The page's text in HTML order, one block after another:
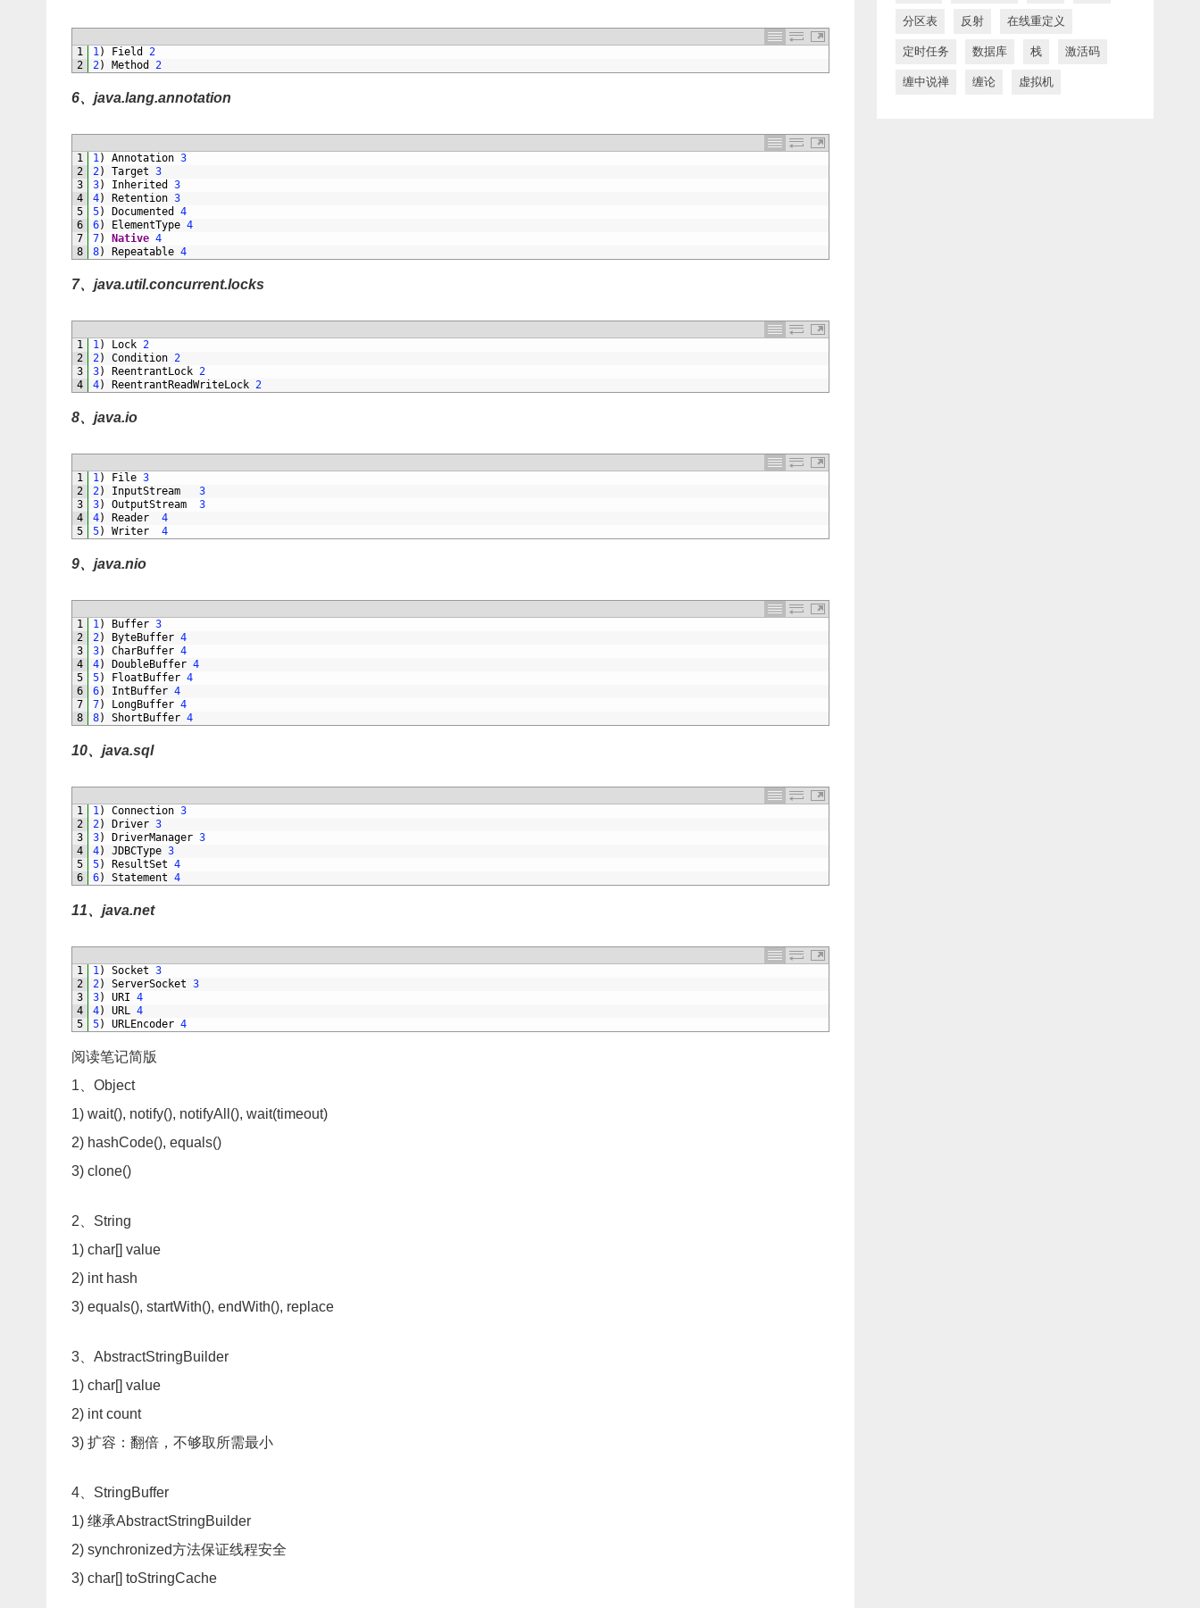
1
2
1) Field
2
2) Method 2
6、java.lang.annotation
1
2
3
4
5
6
7
8
1) Annotation 3
2) Target 3
3) Inherited
3
4) Retention 3
5) Documented
4
6) ElementType 4
7) Native 4
8) Repeatable 4
7、java.util.concurrent.locks
1
2
3
4
1) Lock 2
2) Condition 2
3) ReentrantLock 2
4) ReentrantReadWriteLock 2
8、java.io
1
2
3
4
5
1) File 3
2) InputStream
3
3) OutputStream
3
4) Reader
4
5) Writer 4
9、java.nio
1
2
3
4
5
6
7
8
1) Buffer 3
2) ByteBuffer 4
3) CharBuffer 4
4) DoubleBuffer 4
5) FloatBuffer 4
6) IntBuffer 4
7) LongBuffer 4
8) ShortBuffer 4
10、java.sql
1
2
3
4
5
6
1) Connection 3
2) Driver 3
3) DriverManager 3
4) JDBCType 3
5) ResultSet 4
6) Statement 4
11、java.net
1
2
3
4
5
1) Socket 3
2) ServerSocket 3
3) URI 4
4) URL 4
5) URLEncoder 4
阅读笔记简版
1、Object
1) wait(), notify(), notifyAll(), wait(timeout)
2) hashCode(), equals()
3) clone()
2、String
1) char[] value
2) int hash
3) equals(), startWith(), endWith(), replace
3、AbstractStringBuilder
1) char[] value
2) int count
3) 扩容：翻倍，不够取所需最小
4、StringBuffer
1) 继承AbstractStringBuilder
2) synchronized方法保证线程安全
3) char[] toStringCache
分区表 反射 在线重定义
定时任务 数据库 栈 激活码
缠中说禅 缠论 虚拟机